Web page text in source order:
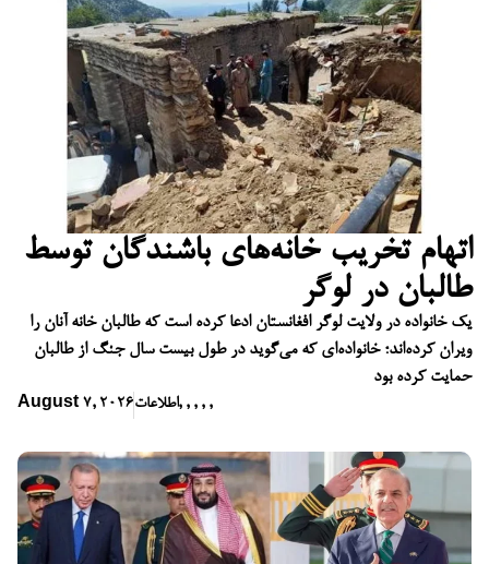
اتهام تخریب خانه‌های باشندگان توسط
طالبان در لوگر
یک خانواده در ولایت لوگر افغانستان ادعا کرده است که طالبان خانه آنان را
ویران کرده‌اند؛ خانواده‌ای که می‌گوید در طول بیست سال جنگ از طالبان
حمایت کرده بود
August 7, 2026اطلاعات, , , , ,